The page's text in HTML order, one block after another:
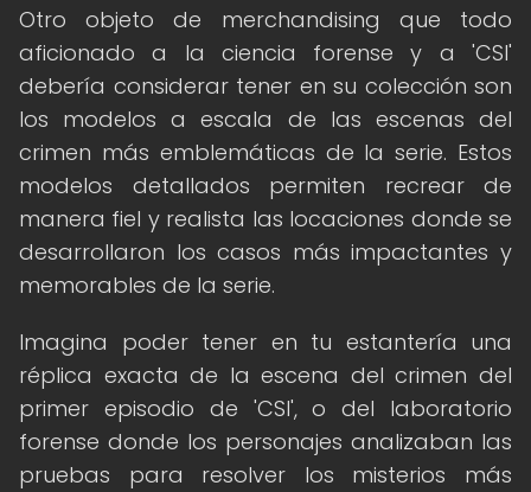
Otro objeto de merchandising que todo
aficionado a la ciencia forense y a 'CSI'
debería considerar tener en su colección son
los modelos a escala de las escenas del
crimen más emblemáticas de la serie. Estos
modelos detallados permiten recrear de
manera fiel y realista las locaciones donde se
desarrollaron los casos más impactantes y
memorables de la serie.
Imagina poder tener en tu estantería una
réplica exacta de la escena del crimen del
primer episodio de 'CSI', o del laboratorio
forense donde los personajes analizaban las
pruebas para resolver los misterios más